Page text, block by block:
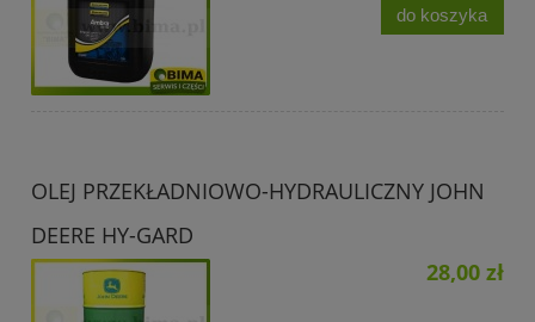
do koszyka
OLEJ PRZEKŁADNIOWO-HYDRAULICZNY JOHN
DEERE HY-GARD
28,00 zł